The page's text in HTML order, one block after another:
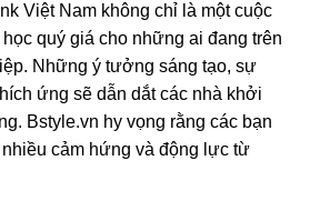
Việt Nam không chỉ là một cuộc
quý giá cho những ai đang trên
Những ý tưởng sáng tạo, sự
ứng sẽ dẫn dắt các nhà khởi
Bstyle.vn hy vọng rằng các bạn
cảm hứng và động lực từ